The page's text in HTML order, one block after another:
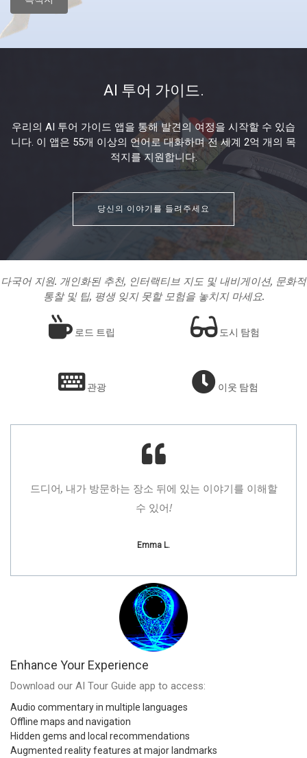
AI 투어 가이드.
우리의 AI 투어 가이드 앱을 통해 발견의 여정을 시작할 수 있습
니다. 이 앱은 55개 이상의 언어로 대화하며 전 세계 2억 개의 목
적지를 지원합니다.
당신의 이야기를 들려주세요
다국어 지원. 개인화된 추천, 인터랙티브 지도 및 내비게이션, 문화적
통찰 및 팁, 평생 잊지 못할 모험을 놓치지 마세요.
로드 트립 도시 탐험
관광 이웃 탐험
드디어, 내가 방문하는 장소 뒤에 있는 이야기를 이해할
수 있어!
Emma L.
Enhance Your Experience
Download our AI Tour Guide app to access:
Audio commentary in multiple languages
Offline maps and navigation
Hidden gems and local recommendations
Augmented reality features at major landmarks